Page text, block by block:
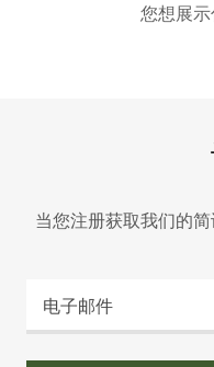
您想展示
当您注册获取我们的
电子邮件